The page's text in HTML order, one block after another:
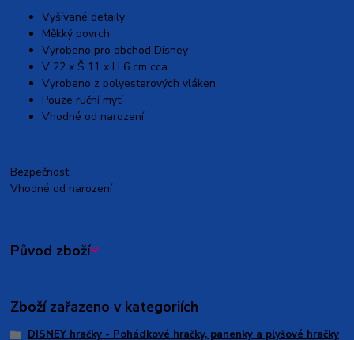
Vyšívané detaily
Měkký povrch
Vyrobeno pro obchod Disney
V 22 x Š 11 x H 6 cm cca.
Vyrobeno z polyesterových vláken
Pouze ruční mytí
Vhodné od narození
Bezpečnost
Vhodné od narození
Původ zboží
Zboží zařazeno v kategoriích
DISNEY hračky - Pohádkové hračky, panenky a plyšové hračky